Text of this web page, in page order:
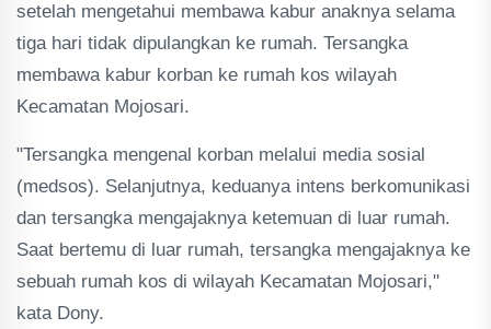
setelah mengetahui membawa kabur anaknya selama
tiga hari tidak dipulangkan ke rumah. Tersangka
membawa kabur korban ke rumah kos wilayah
Kecamatan Mojosari.
"Tersangka mengenal korban melalui media sosial
(medsos). Selanjutnya, keduanya intens berkomunikasi
dan tersangka mengajaknya ketemuan di luar rumah.
Saat bertemu di luar rumah, tersangka mengajaknya ke
sebuah rumah kos di wilayah Kecamatan Mojosari,"
kata Dony.